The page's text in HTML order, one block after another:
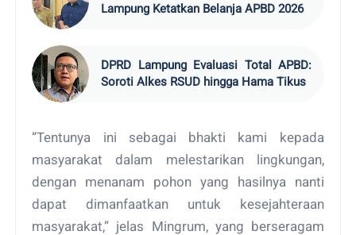
Lampung Ketatkan Belanja APBD 2026
DPRD Lampung Evaluasi Total APBD:
Soroti Alkes RSUD hingga Hama Tikus
“Tentunya ini sebagai bhakti kami kepada
masyarakat dalam melestarikan lingkungan,
dengan menanam pohon yang hasilnya nanti
dapat dimanfaatkan untuk kesejahteraan
masyarakat,” jelas Mingrum, yang berseragam